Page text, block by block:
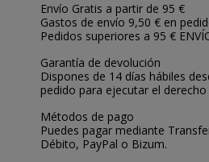
Envío Gratis a partir de 95 €
Gastos de envío 9,50 € en
Pedidos superiores a 95 €
Garantía de devolución
Dispones de 14 días hábiles
pedido para ejecutar el
Métodos de pago
Puedes pagar mediante
Débito, PayPal o Bizum.